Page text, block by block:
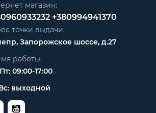
магазин:
+380994941370
точки выдачи:
Запорожское шоссе, д.27
работы:
09:00-17:00
выходной